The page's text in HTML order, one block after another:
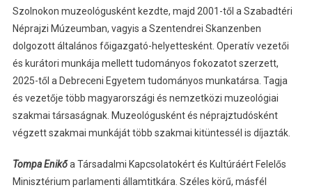
Szolnokon muzeológusként kezdte, majd 2001-től a Szabadtéri
Néprajzi Múzeumban, vagyis a Szentendrei Skanzenben
dolgozott általános főigazgató-helyettesként. Operatív vezetői
és kurátori munkája mellett tudományos fokozatot szerzett,
2025-től a Debreceni Egyetem tudományos munkatársa. Tagja
és vezetője több magyarországi és nemzetközi muzeológiai
szakmai társaságnak. Muzeológusként és néprajztudósként
végzett szakmai munkáját több szakmai kitüntessél is díjazták.
Tompa Enikőa Társadalmi Kapcsolatokért és Kultúráért Felelős
Minisztérium parlamenti államtitkára. Széles körű, másfél